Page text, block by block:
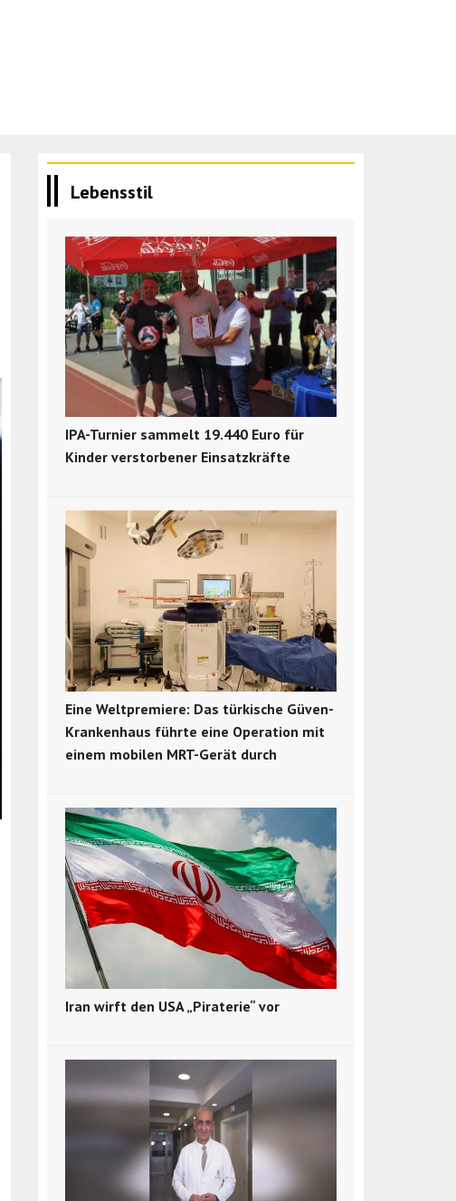
Lebensstil
IPA-Turnier sammelt 19.440 Euro für
Kinder verstorbener Einsatzkräfte
Eine Weltpremiere: Das türkische Güven-
Krankenhaus führte eine Operation mit
einem mobilen MRT-Gerät durch
Iran wirft den USA „Piraterie“ vor